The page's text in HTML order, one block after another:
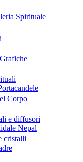
Spirituale
Corpo
e diffusori
Nepal
cristalli